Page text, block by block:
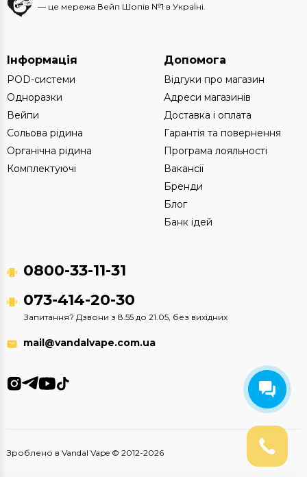
— це мережа Вейп Шопів №1 в УкраЇні.
Інформація
POD-системи
Одноразки
Вейпи
Сольова рідина
Органічна рідина
Комплектуючі
Допомога
Відгуки про магазин
Адреси магазинів
Доставка і оплата
Гарантія та повернення
Програма лояльності
Вакансії
Бренди
Блог
Банк ідей
0800-33-11-31
073-414-20-30
Запитання? Дзвони з 8.55 до 21.05, без вихідних
mail@vandalvape.com.ua
Зроблено в Vandal Vape © 2012-2026